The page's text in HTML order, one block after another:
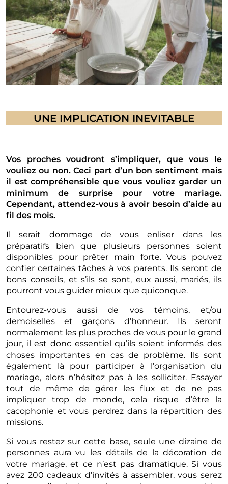
UNE IMPLICATION INEVITABLE
Vos proches voudront s’impliquer, que vous le
vouliez ou non. Ceci part d’un bon sentiment mais
il est compréhensible que vous vouliez garder un
minimum de surprise pour votre mariage.
Cependant, attendez-vous à avoir besoin d’aide au
fil des mois.
Il serait dommage de vous enliser dans les
préparatifs bien que plusieurs personnes soient
disponibles pour prêter main forte. Vous pouvez
confier certaines tâches à vos parents. Ils seront de
bons conseils, et s’ils se sont, eux aussi, mariés, ils
pourront vous guider mieux que quiconque.
Entourez-vous aussi de vos témoins, et/ou
demoiselles et garçons d’honneur. Ils seront
normalement les plus proches de vous pour le grand
jour, il est donc essentiel qu’ils soient informés des
choses importantes en cas de problème. Ils sont
également là pour participer à l’organisation du
mariage, alors n’hésitez pas à les solliciter. Essayer
tout de même de gérer les flux et de ne pas
impliquer trop de monde, cela risque d’être la
cacophonie et vous perdrez dans la répartition des
missions.
Si vous restez sur cette base, seule une dizaine de
personnes aura vu les détails de la décoration de
votre mariage, et ce n’est pas dramatique. Si vous
avez 200 cadeaux d’invités à assembler, vous serez